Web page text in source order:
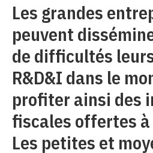
Les grandes
peuvent
de difficultés
R&D&I dans le
profiter ainsi des
fiscales offertes à
Les petites et